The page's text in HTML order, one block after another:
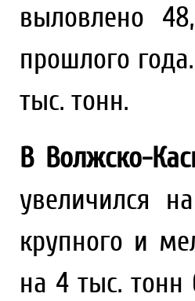
выловлено
прошлого
тыс. тонн.
В Волжско-
увеличился
крупного и
на 4 тыс.